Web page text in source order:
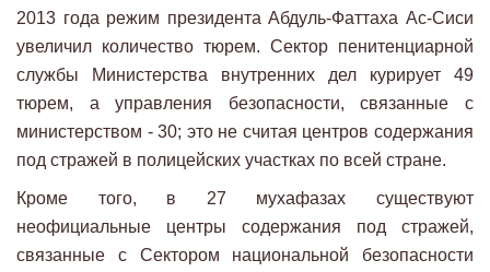
2013 года режим президента Абдуль-Фаттаха Ас-Сиси
увеличил количество тюрем. Сектор пенитенциарной
службы Министерства внутренних дел курирует 49
тюрем, а управления безопасности, связанные с
министерством - 30; это не считая центров содержания
под стражей в полицейских участках по всей стране.
Кроме того, в 27 мухафазах существуют
неофициальные центры содержания под стражей,
связанные с Сектором национальной безопасности